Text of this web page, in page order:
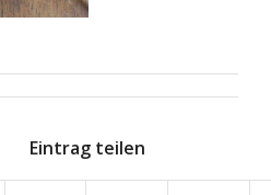
Eintrag teilen